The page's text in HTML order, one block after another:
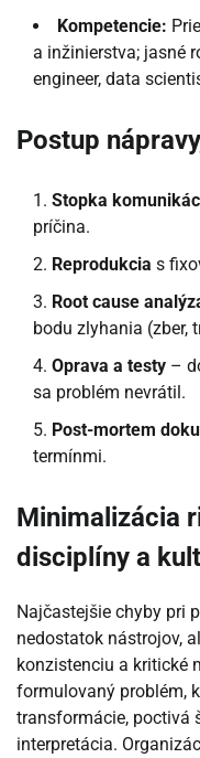
Kompetencie:
a inžinierstva; jasné
engineer, data
Postup
Stopka
príčina.
Reprodukcia s
Root cause
bodu zlyhania (zber,
Oprava a testy –
sa problém nevrátil.
Post-mortem
termínmi.
Minimalizácia
disciplíny a
Najčastejšie chyby pri
nedostatok nástrojov,
konzistenciu a kritické
formulovaný problém,
transformácie, poctivá
interpretácia.